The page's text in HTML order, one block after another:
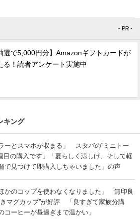
- PR -
選で5,000円分】Amazonギフトカードが
る！読者アンケート実施中
キング
ーとスマホが収まる」 スタバの“ミニトー
目の購入です」「夏らしく涼しげ、そして軽
で見つけて即購入しちゃいました」の声
かのコップを使わなくなりました」 無印良
きマグカップ”が好評 「良すぎて家族分購
コーヒーが昼過ぎまで温かい」